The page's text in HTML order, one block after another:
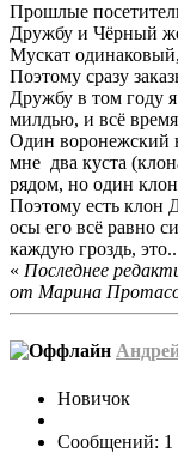
Прошлые
Дружбу и Чёрный
Мускат
Поэтому сразу
Дружбу в том году
милдью, и всё
Один воронежский
мне два куста
рядом, но один
Поэтому есть
осы его всё равно
каждую гроздь,
« Последнее
от Марина
Новичок
Сообщений: 1